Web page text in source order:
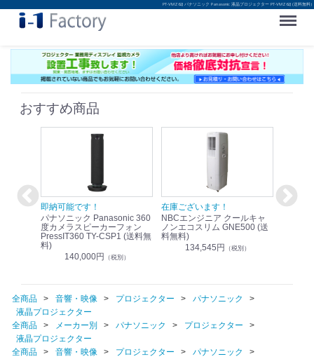
PT-VMZ62J パナソニック Panasonic 液晶プロジェクター PT-VMZ62J (送料無料)
Menu
おすすめ商品
即納可能です！
パナソニック Panasonic 360
度カメラスピーカーフォン
PressIT360 TY-CSP1 (送料無
料)
140,000円 （税別）
在庫ございます！
NBCエンジニア クールキャ
ノンエコスリム GNE500 (送
料無料)
134,545円 （税別）
即納可
全商品 音響・映像 プロジェクター
パナソニック
液晶プロジェクター
全商品
メーカー別 パナソニック
プロジェクター
液晶プロジェクター
全商品
音響・映像 プロジェクター
パナソニック